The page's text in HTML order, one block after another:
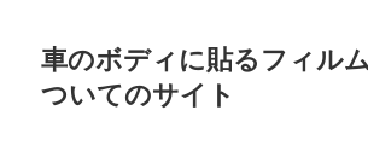
車のボディに貼るフィル
ついてのサイト